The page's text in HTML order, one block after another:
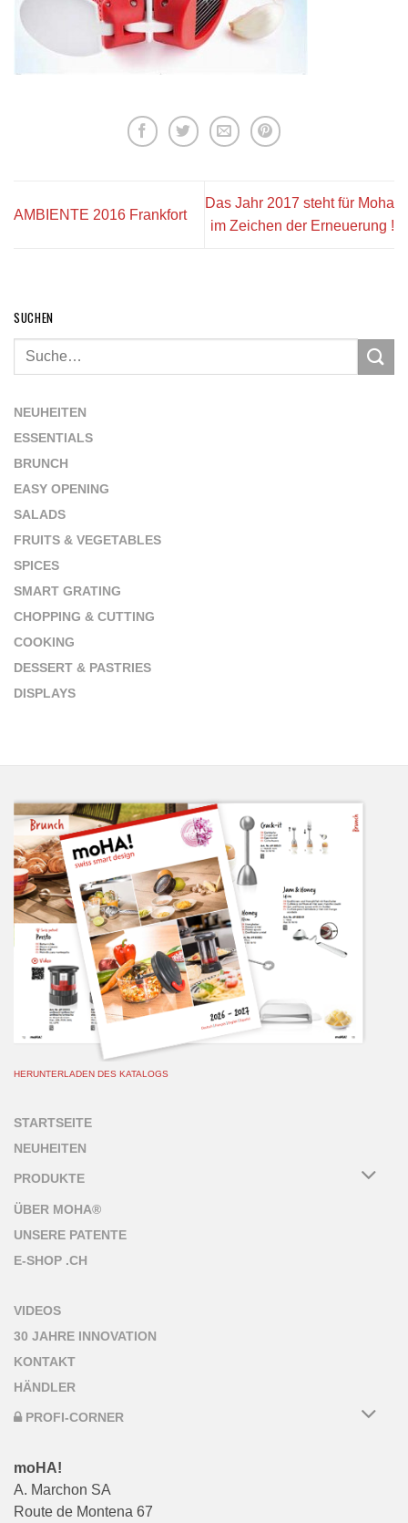
SUCHEN
NEUHEITEN
ESSENTIALS
BRUNCH
EASY OPENING
SALADS
FRUITS & VEGETABLES
SPICES
SMART GRATING
CHOPPING & CUTTING
COOKING
DESSERT & PASTRIES
DISPLAYS
AMBIENTE 2016 Frankfort
Das Jahr 2017 steht für Moha
im Zeichen der Erneuerung !
HERUNTERLADEN DES KATALOGS
STARTSEITE
NEUHEITEN
PRODUKTE
ÜBER MOHA®
UNSERE PATENTE
E-SHOP .CH
VIDEOS
30 JAHRE INNOVATION
KONTAKT
HÄNDLER
PROFI-CORNER
moHA!
A. Marchon SA
Route de Montena 67